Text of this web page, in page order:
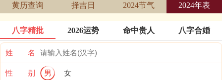
黄历查询 择吉日 2024节气 2024年表
八字精批 2026运势 命中贵人 八字合婚
姓 名
性 别 男 女